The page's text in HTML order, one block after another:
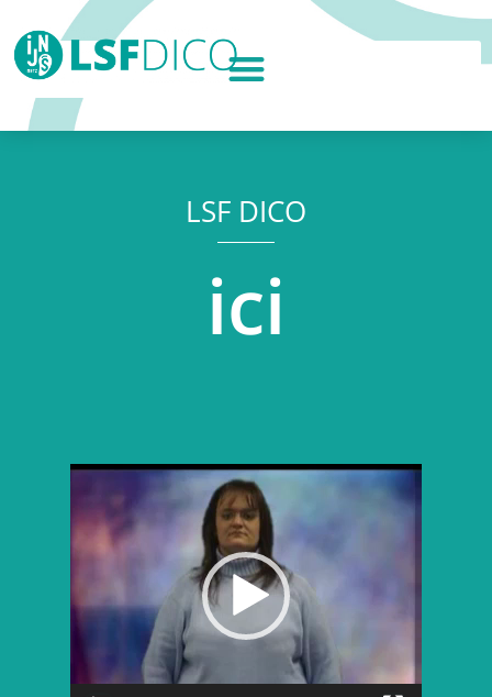
LSF DICO
ici
Lecteur
vidéo